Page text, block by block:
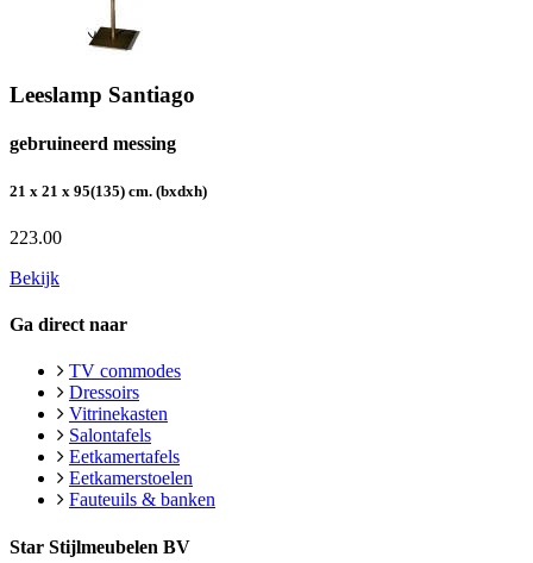
Leeslamp Santiago
gebruineerd messing
21 x 21 x 95(135) cm. (bxdxh)
223.00
Bekijk
Ga direct naar
TV commodes
Dressoirs
Vitrinekasten
Salontafels
Eetkamertafels
Eetkamerstoelen
Fauteuils & banken
Star Stijlmeubelen BV